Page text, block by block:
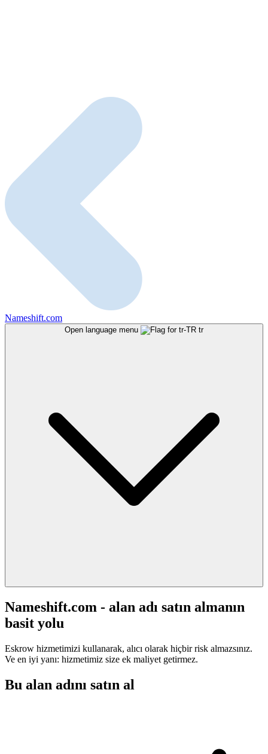
Nameshift.com
Open language menu tr
Nameshift.com - alan adı satın almanın
basit yolu
Eskrow hizmetimizi kullanarak, alıcı olarak hiçbir risk almazsınız.
Ve en iyi yanı: hizmetimiz size ek maliyet getirmez.
Bu alan adını satın al